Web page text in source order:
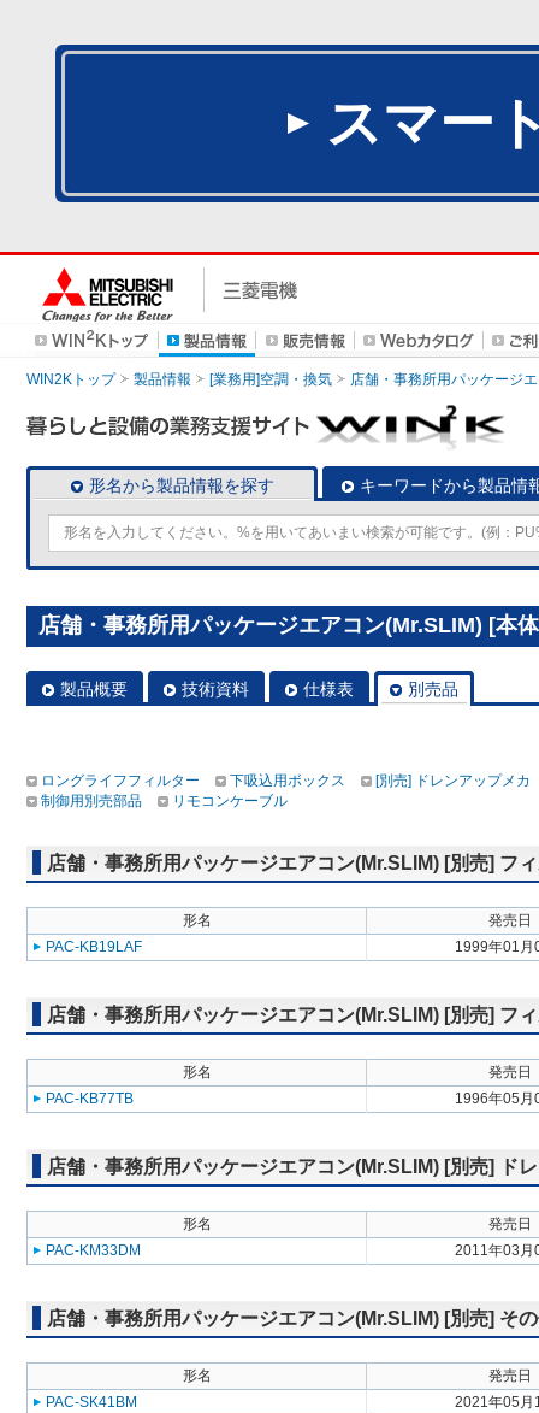
スマー
WIN2Kトップ 製品情報 [業務用]空調・換気 店舗・事務所用パッケージ
形名から製品情報を探す キーワードから製品情
店舗・事務所用パッケージエアコン(Mr.SLIM) [本
製品概要 技術資料 仕様表 別売品
ロングライフフィルター 下吸込用ボックス
[別売] ドレンアップメカ
制御用別売部品
リモコンケーブル
店舗・事務所用パッケージエアコン(Mr.SLIM) [別売] フ
形名
発売日
PAC-KB19LAF
1999年01月
店舗・事務所用パッケージエアコン(Mr.SLIM) [別売] フ
形名
発売日
PAC-KB77TB
1996年05月
店舗・事務所用パッケージエアコン(Mr.SLIM) [別売] ド
形名
発売日
PAC-KM33DM
2011年03月
店舗・事務所用パッケージエアコン(Mr.SLIM) [別売] そ
形名
発売日
PAC-SK41BM
2021年05月